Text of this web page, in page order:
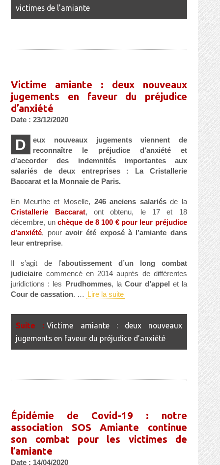
victimes de l’amiante
Victime amiante : deux nouveaux
jugements en faveur du préjudice
d’anxiété
Date : 23/12/2020
D
eux nouveaux jugements viennent de
reconnaître le préjudice d’anxiété et
d’accorder des indemnités importantes aux
salariés de deux entreprises : La Cristallerie
Baccarat et la Monnaie de Paris.
En Meurthe et Moselle, 246 anciens salariésde la
Cristallerie Baccarat, ont obtenu, le 17 et 18
décembre, unchèque de 8 100 € pour leur préjudice
d’anxiété, pouravoir été exposé à l’amiante dans
leur entreprise.
Il s’agit de l’aboutissement d’un long combat
judiciaire commencé en 2014 auprès de différentes
juridictions : les Prudhommes, la Cour d’appel et la
Cour de cassation. … Lire la suite
Victime amiante : deux nouveaux
jugements en faveur du préjudice d’anxiété
Épidémie de Covid-19 : notre
association SOS Amiante continue
son combat pour les victimes de
l’amiante
Date : 14/04/2020